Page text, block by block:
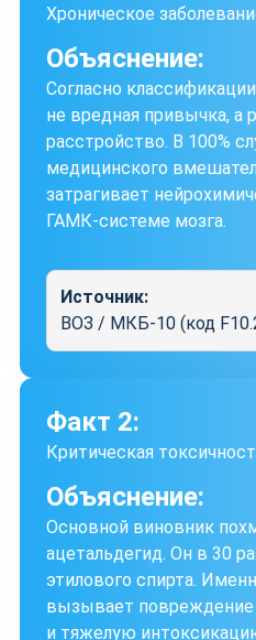
Хроническое
Объяснение:
Согласно
не вредная привычка,
расстройство. В 100%
медицинского
затрагивает
ГАМК-системе мозга.
Источник:
ВОЗ / МКБ-10 (код
Факт 2:
Критическая
Объяснение:
Основной виновник
ацетальдегид. Он в 30
этилового спирта.
вызывает
и тяжелую